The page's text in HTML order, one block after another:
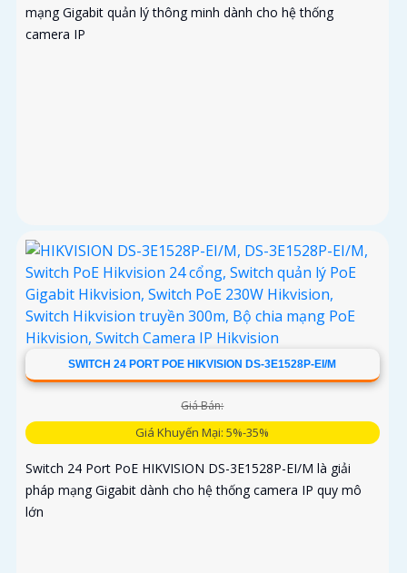
mạng Gigabit quản lý thông minh dành cho hệ thống
camera IP
SWITCH 24 PORT POE HIKVISION DS-3E1528P-EI/M
Giá Bán:
Giá Khuyến Mại: 5%-35%
Switch 24 Port PoE HIKVISION DS-3E1528P-EI/M là giải
pháp mạng Gigabit dành cho hệ thống camera IP quy mô
lớn